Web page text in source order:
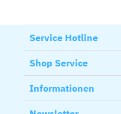
Service Hotline
Shop Service
Informationen